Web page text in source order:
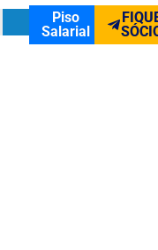
Piso
Salarial